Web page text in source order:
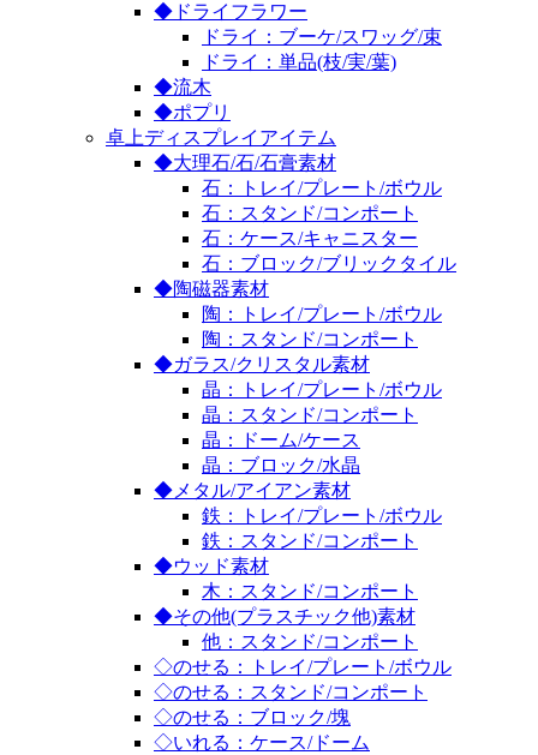
◆ドライフラワー
ドライ：ブーケ/スワッグ/束
ドライ：単品(枝/実/葉)
◆流木
◆ポプリ
卓上ディスプレイアイテム
◆大理石/石/石膏素材
石：トレイ/プレート/ボウル
石：スタンド/コンポート
石：ケース/キャニスター
石：ブロック/ブリックタイル
◆陶磁器素材
陶：トレイ/プレート/ボウル
陶：スタンド/コンポート
◆ガラス/クリスタル素材
晶：トレイ/プレート/ボウル
晶：スタンド/コンポート
晶：ドーム/ケース
晶：ブロック/水晶
◆メタル/アイアン素材
鉄：トレイ/プレート/ボウル
鉄：スタンド/コンポート
◆ウッド素材
木：スタンド/コンポート
◆その他(プラスチック他)素材
他：スタンド/コンポート
◇のせる：トレイ/プレート/ボウル
◇のせる：スタンド/コンポート
◇のせる：ブロック/塊
◇いれる：ケース/ドーム